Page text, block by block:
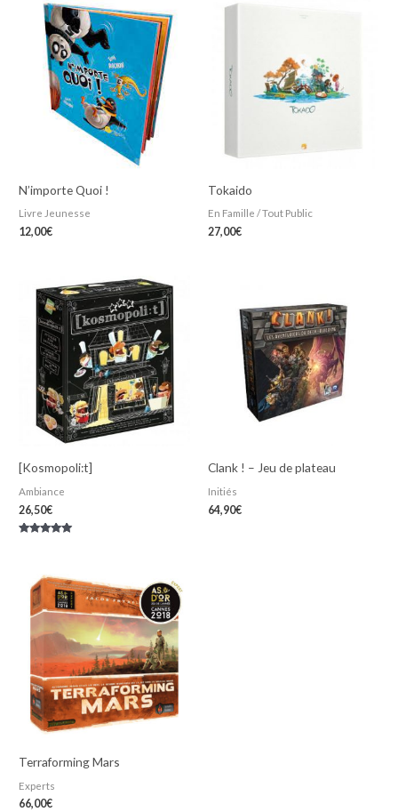
N’importe Quoi !
Livre Jeunesse
12,00€
Tokaido
En Famille / Tout Public
27,00€
[Kosmopoli:t]
Ambiance
26,50€
Clank ! – Jeu de plateau
Initiés
64,90€
Terraforming Mars
Experts
66,00€